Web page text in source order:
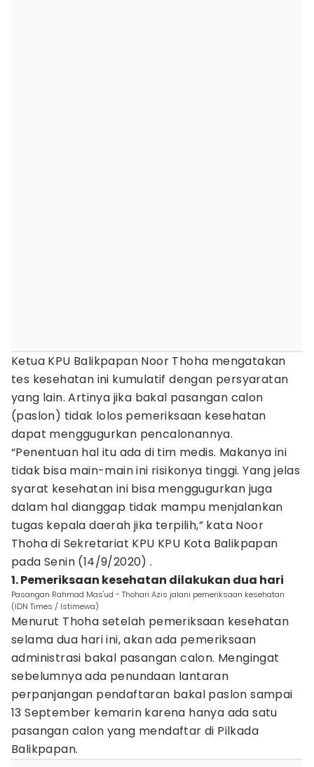
Ketua KPU Balikpapan Noor Thoha mengatakan
tes kesehatan ini kumulatif dengan persyaratan
yang lain. Artinya jika bakal pasangan calon
(paslon) tidak lolos pemeriksaan kesehatan
dapat menggugurkan pencalonannya.
“Penentuan hal itu ada di tim medis. Makanya ini
tidak bisa main-main ini risikonya tinggi. Yang jelas
syarat kesehatan ini bisa menggugurkan juga
dalam hal dianggap tidak mampu menjalankan
tugas kepala daerah jika terpilih,” kata Noor
Thoha di Sekretariat KPU KPU Kota Balikpapan
pada Senin (14/9/2020) .
1. Pemeriksaan kesehatan dilakukan dua hari
Pasangan Rahmad Mas'ud - Thohari Azis jalani pemeriksaan kesehatan
(IDN Times / Istimewa)
Menurut Thoha setelah pemeriksaan kesehatan
selama dua hari ini, akan ada pemeriksaan
administrasi bakal pasangan calon. Mengingat
sebelumnya ada penundaan lantaran
perpanjangan pendaftaran bakal paslon sampai
13 September kemarin karena hanya ada satu
pasangan calon yang mendaftar di Pilkada
Balikpapan.